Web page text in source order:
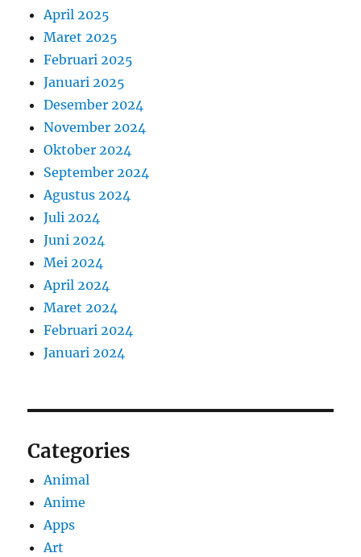
April 2025
Maret 2025
Februari 2025
Januari 2025
Desember 2024
November 2024
Oktober 2024
September 2024
Agustus 2024
Juli 2024
Juni 2024
Mei 2024
April 2024
Maret 2024
Februari 2024
Januari 2024
Categories
Animal
Anime
Apps
Art